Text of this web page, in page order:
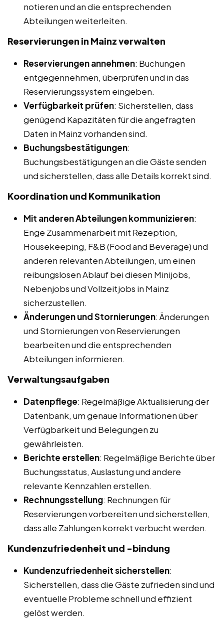
notieren und an die entsprechenden
Abteilungen weiterleiten.
Reservierungen in Mainzverwalten
Reservierungen annehmen: Buchungen
entgegennehmen, überprüfen und in das
Reservierungssystem eingeben.
Verfügbarkeit prüfen: Sicherstellen, dass
genügend Kapazitäten für die angefragten
Daten in Mainz vorhanden sind.
Buchungsbestätigungen:
Buchungsbestätigungen an die Gäste senden
und sicherstellen, dass alle Details korrekt sind.
Koordination und Kommunikation
Mit anderen Abteilungen kommunizieren:
Enge Zusammenarbeit mit Rezeption,
Housekeeping, F&B (Food and Beverage) und
anderen relevanten Abteilungen, um einen
reibungslosen Ablauf bei diesen Minijobs,
Nebenjobs und Vollzeitjobs in Mainz
sicherzustellen.
Änderungen und Stornierungen: Änderungen
und Stornierungen von Reservierungen
bearbeiten und die entsprechenden
Abteilungen informieren.
Verwaltungsaufgaben
Datenpflege: Regelmäßige Aktualisierung der
Datenbank, um genaue Informationen über
Verfügbarkeit und Belegungen zu
gewährleisten.
Berichte erstellen: Regelmäßige Berichte über
Buchungsstatus, Auslastung und andere
relevante Kennzahlen erstellen.
Rechnungsstellung: Rechnungen für
Reservierungen vorbereiten und sicherstellen,
dass alle Zahlungen korrekt verbucht werden.
Kundenzufriedenheit und -bindung
Kundenzufriedenheit sicherstellen:
Sicherstellen, dass die Gäste zufrieden sind und
eventuelle Probleme schnell und effizient
gelöst werden.